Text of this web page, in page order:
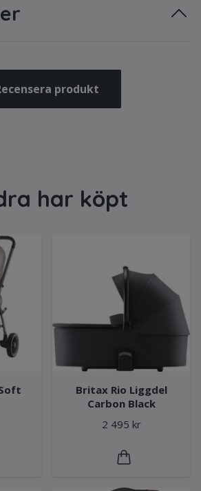
produkt
har köpt
Britax Rio Liggdel
Carbon Black
2 495 kr